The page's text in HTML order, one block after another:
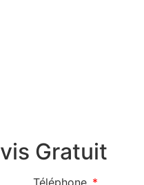
Gratuit
Téléphone